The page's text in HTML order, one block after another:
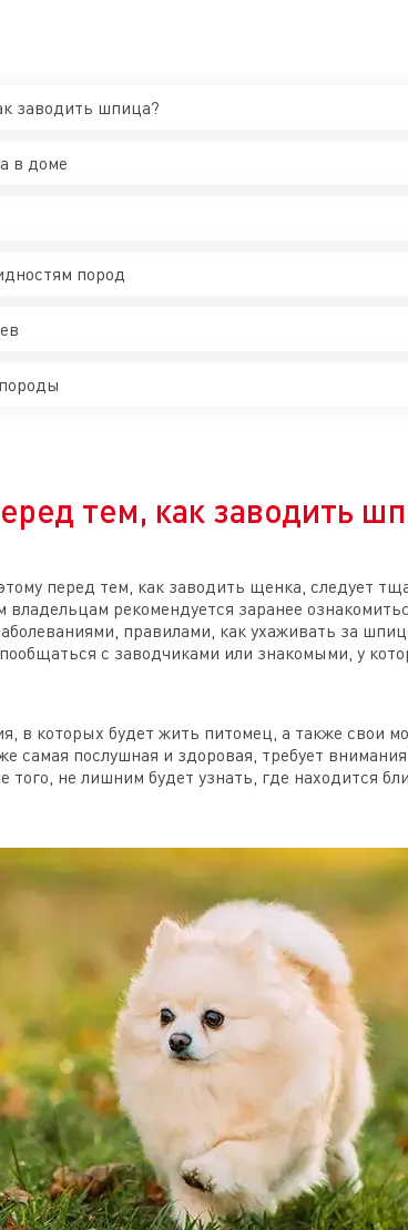
заводить шпица?
в доме
пород
тем, как заводить
перед тем, как заводить щенка, следует
рекомендуется заранее
правилами, как ухаживать за
с заводчиками или знакомыми, у
в которых будет жить питомец, а также свои
самая послушная и здоровая, требует
не лишним будет узнать, где находится